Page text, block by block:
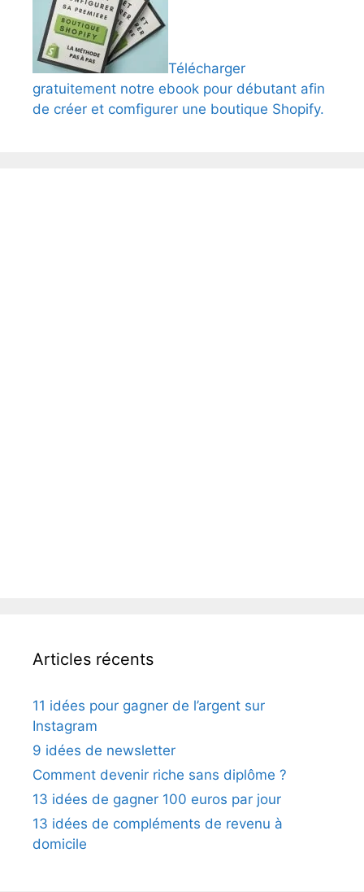
Télécharger
gratuitement notre ebook pour débutant afin
de créer et comfigurer une boutique Shopify.
Articles récents
11 idées pour gagner de l’argent sur
Instagram
9 idées de newsletter
Comment devenir riche sans diplôme ?
13 idées de gagner 100 euros par jour
13 idées de compléments de revenu à
domicile